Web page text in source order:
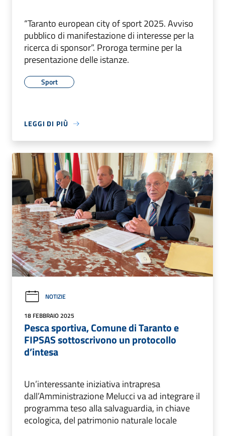
“Taranto european city of sport 2025. Avviso
pubblico di manifestazione di interesse per la
ricerca di sponsor”. Proroga termine per la
presentazione delle istanze.
Sport
LEGGI DI PIÙ
NOTIZIE
18 FEBBRAIO 2025
Pesca sportiva, Comune di Taranto e
FIPSAS sottoscrivono un protocollo
d’intesa
Un’interessante iniziativa intrapresa
dall’Amministrazione Melucci va ad integrare il
programma teso alla salvaguardia, in chiave
ecologica, del patrimonio naturale locale